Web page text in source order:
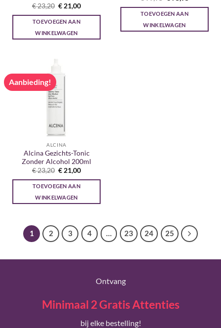
Gewaardeerd
5uit 5
€23,20 Oorspronkelijke
prijs
was:
€ 23,20.
€21,00Huidige
is:
TOEVOEGEN AAN
WINKELWAGEN
5uit 5prijs
was:
€ 99,95.
is:
TOEVOEGEN AAN
WINKELWAGEN
Aanbieding!
ALCINA
Alcina Gezichts-Tonic
Zonder Alcohol 200ml
€23,20 Oorspronkelijke
prijs
was:
€ 23,20.
€ 21,00Huidige
is:
TOEVOEGEN AAN
WINKELWAGEN
1 2 3 4 … 23 24 25
Ontvang
Minimaal 2 Gratis Attenties
bij elke bestelling!